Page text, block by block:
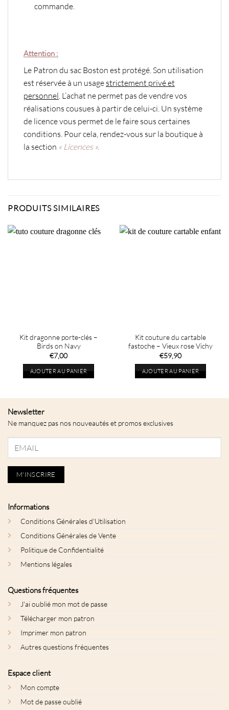
commande.
Attention :
Le Patron du sac Boston est protégé. Son utilisation
est réservée à un usage strictement privé et
personnel . L’achat ne permet pas de vendre vos
réalisations cousues à partir de celui-ci. Un système
de licence vous permet de le faire sous certaines
conditions. Pour cela, rendez-vous sur la boutique à
la section « Licences ».
PRODUITS SIMILAIRES
Kit dragonne porte-clés –
Birds on Navy
€7,00
AJOUTER AU PANIER
Kit couture du cartable
fastoche – Vieux rose Vichy
€59,90
AJOUTER AU PANIER
Newsletter
Ne manquez pas nos nouveautés et promos exclusives
Informations
Conditions Générales d'Utilisation
Conditions Générales de Vente
Politique de Confidentialité
Mentions légales
Questions fréquentes
J'ai oublié mon mot de passe
Télécharger mon patron
Imprimer mon patron
Autres questions fréquentes
Espace client
Mon compte
Mot de passe oublié